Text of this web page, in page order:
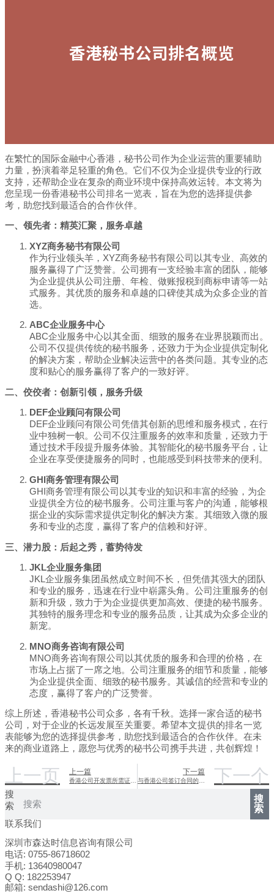
在繁忙的国际金融中心香港，秘书公司作为企业运营的重要辅助
力量，扮演着举足轻重的角色。它们不仅为企业提供专业的行政
支持，还帮助企业在复杂的商业环境中保持高效运转。本文将为
您呈现一份香港秘书公司排名一览表，旨在为您的选择提供参
考，助您找到最适合的合作伙伴。
一、领先者：精英汇聚，服务卓越
XYZ商务秘书有限公司
作为行业领头羊，XYZ商务秘书有限公司以其专业、高效的
服务赢得了广泛赞誉。公司拥有一支经验丰富的团队，能够
为企业提供从公司注册、年检、做账报税到商标申请等一站
式服务。其优质的服务和卓越的口碑使其成为众多企业的首
选。
ABC企业服务中心
ABC企业服务中心以其全面、细致的服务在业界脱颖而出。
公司不仅提供传统的秘书服务，还致力于为企业提供定制化
的解决方案，帮助企业解决运营中的各类问题。其专业的态
度和贴心的服务赢得了客户的一致好评。
二、佼佼者：创新引领，服务升级
DEF企业顾问有限公司
DEF企业顾问有限公司凭借其创新的思维和服务模式，在行
业中独树一帜。公司不仅注重服务的效率和质量，还致力于
通过技术手段提升服务体验。其智能化的秘书服务平台，让
企业在享受便捷服务的同时，也能感受到科技带来的便利。
GHI商务管理有限公司
GHI商务管理有限公司以其专业的知识和丰富的经验，为企
业提供全方位的秘书服务。公司注重与客户的沟通，能够根
据企业的实际需求提供定制化的解决方案。其细致入微的服
务和专业的态度，赢得了客户的信赖和好评。
三、潜力股：后起之秀，蓄势待发
JKL企业服务集团
JKL企业服务集团虽然成立时间不长，但凭借其强大的团队
和专业的服务，迅速在行业中崭露头角。公司注重服务的创
新和升级，致力于为企业提供更加高效、便捷的秘书服务。
其独特的服务理念和专业的服务品质，让其成为众多企业的
新宠。
MNO商务咨询有限公司
MNO商务咨询有限公司以其优质的服务和合理的价格，在
市场上占据了一席之地。公司注重服务的细节和质量，能够
为企业提供全面、细致的秘书服务。其诚信的经营和专业的
态度，赢得了客户的广泛赞誉。
综上所述，香港秘书公司众多，各有千秋。选择一家合适的秘书
公司，对于企业的长远发展至关重要。希望本文提供的排名一览
表能够为您的选择提供参考，助您找到最适合的合作伙伴。在未
来的商业道路上，愿您与优秀的秘书公司携手共进，共创辉煌！
上一页 上一篇 下一篇 下一个
搜
索
搜
索
联系我们
深圳市森达时信息咨询有限公司
电话: 0755-86718602
手机: 13640980047
Q Q: 182253947
邮箱: sendashi@126.com